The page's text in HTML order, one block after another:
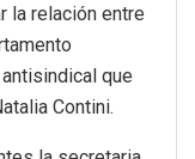
la relación entre
que
Contini.